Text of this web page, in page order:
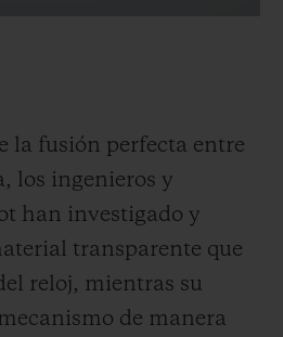
la fusión perfecta entre
los ingenieros y
han investigado y
transparente que
reloj, mientras su
de manera